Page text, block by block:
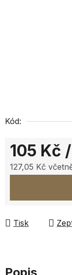
Kód:
105 Kč
127,05 Kč
Tisk
Popis